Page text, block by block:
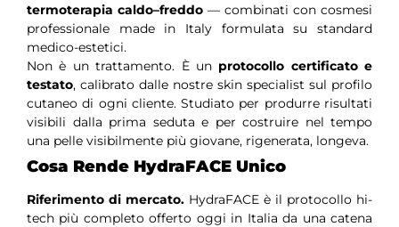
termoterapia caldo–freddo — combinati con cosmesi
professionale made in Italy formulata su standard
medico-estetici.
Non è un trattamento. È un protocollo certificato e
testato, calibrato dalle nostre skin specialist sul profilo
cutaneo di ogni cliente. Studiato per produrre risultati
visibili dalla prima seduta e per costruire nel tempo
una pelle visibilmente più giovane, rigenerata, longeva.
Cosa Rende HydraFACE Unico
Riferimento di mercato. HydraFACE è il protocollo hi-
tech più completo offerto oggi in Italia da una catena